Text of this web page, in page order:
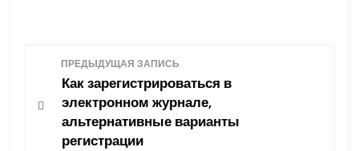
ПРЕДЫДУЩАЯ ЗАПИСЬ
Как зарегистрироваться в
электронном журнале,
альтернативные варианты
регистрации